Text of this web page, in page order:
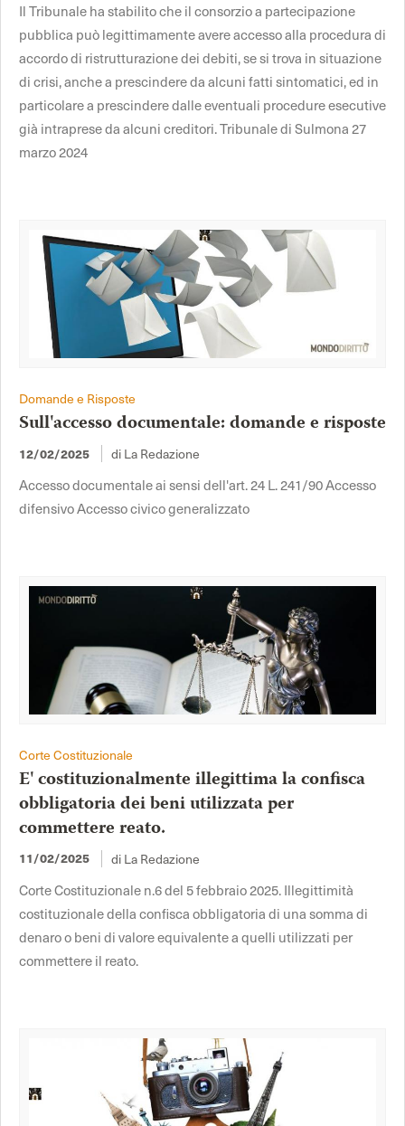
Il Tribunale ha stabilito che il consorzio a partecipazione
pubblica può legittimamente avere accesso alla procedura di
accordo di ristrutturazione dei debiti, se si trova in situazione
di crisi, anche a prescindere da alcuni fatti sintomatici, ed in
particolare a prescindere dalle eventuali procedure esecutive
già intraprese da alcuni creditori. Tribunale di Sulmona 27
marzo 2024
Domande e Risposte
Sull'accesso documentale: domande e risposte
12/02/2025 di La Redazione
Accesso documentale ai sensi dell'art. 24 L. 241/90 Accesso
difensivo Accesso civico generalizzato
Corte Costituzionale
E' costituzionalmente illegittima la confisca
obbligatoria dei beni utilizzata per
commettere reato.
11/02/2025 di La Redazione
Corte Costituzionale n.6 del 5 febbraio 2025. Illegittimità
costituzionale della confisca obbligatoria di una somma di
denaro o beni di valore equivalente a quelli utilizzati per
commettere il reato.